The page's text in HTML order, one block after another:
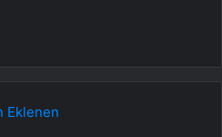
Eklenen